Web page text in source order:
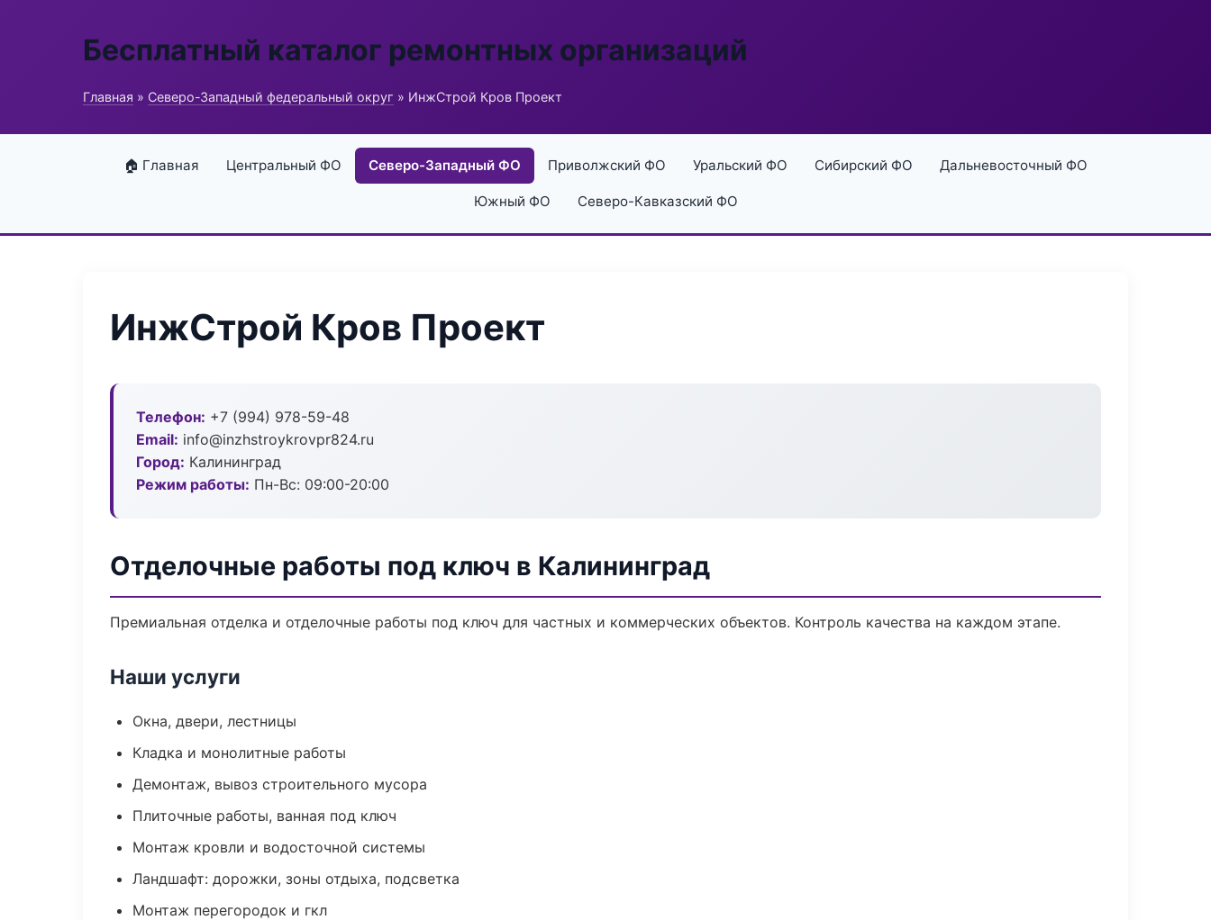
Бесплатный каталог ремонтных организаций
Главная » Северо-Западный федеральный округ » ИнжСтрой Кров Проект
🏠 Главная Центральный ФО Северо-Западный ФО Приволжский ФО Уральский ФО Сибирский ФО Дальневосточный ФО
Южный ФО Северо-Кавказский ФО
ИнжСтрой Кров Проект
Телефон: +7 (994) 978-59-48
Email: info@inzhstroykrovpr824.ru
Город: Калининград
Режим работы: Пн-Вс: 09:00-20:00
Отделочные работы под ключ в Калининград
Премиальная отделка и отделочные работы под ключ для частных и коммерческих объектов. Контроль качества на каждом этапе.
Наши услуги
Окна, двери, лестницы
Кладка и монолитные работы
Демонтаж, вывоз строительного мусора
Плиточные работы, ванная под ключ
Монтаж кровли и водосточной системы
Ландшафт: дорожки, зоны отдыха, подсветка
Монтаж перегородок и гкл